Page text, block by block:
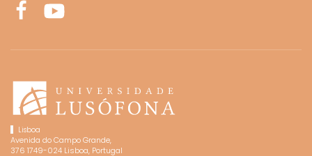
Lisboa
Avenida do Campo Grande,
376 1749-024 Lisboa, Portugal